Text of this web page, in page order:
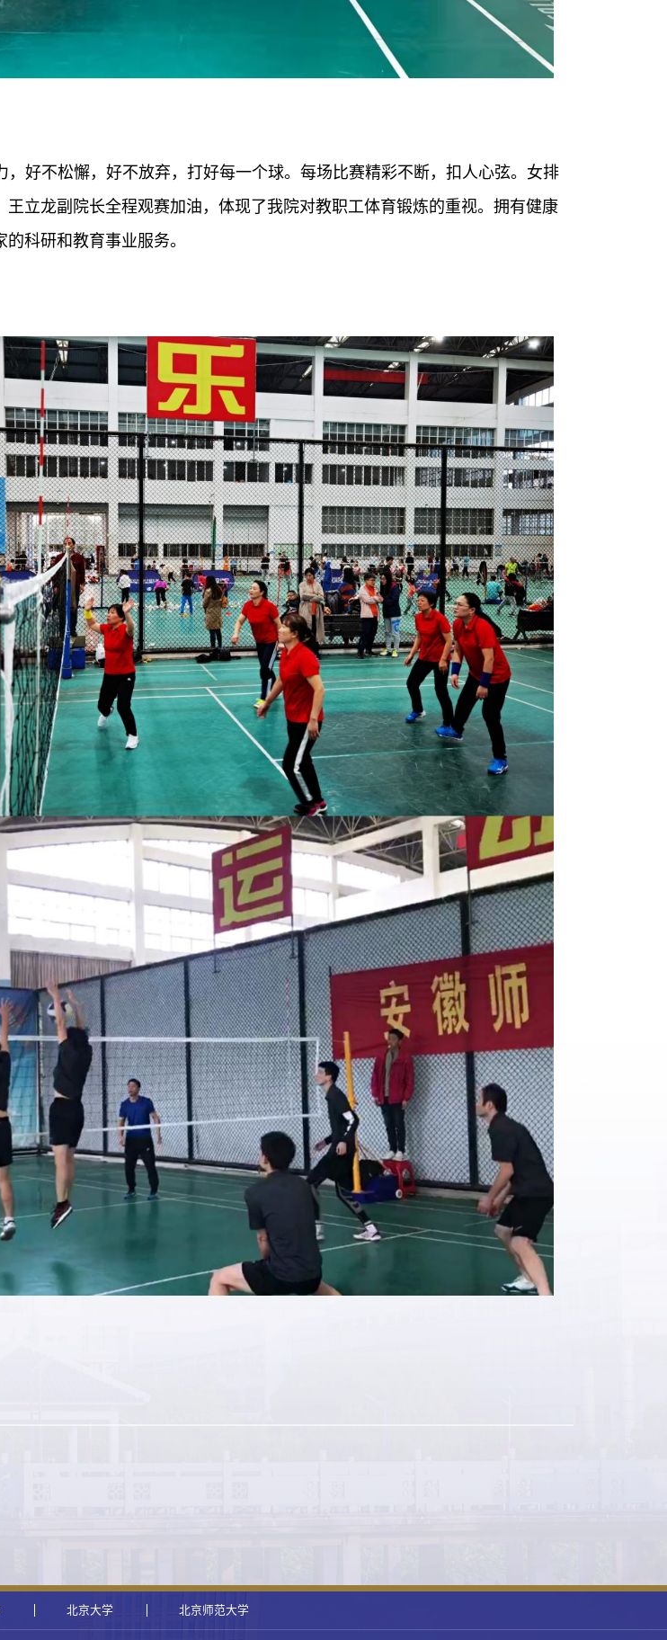
，好不松懈，好不放弃，打好每一个球。每场比赛精彩不断，扣人心弦。女排
王立龙副院长全程观赛加油，体现了我院对教职工体育锻炼的重视。拥有健康
科研和教育事业服务。
北京大学 北京师范大学